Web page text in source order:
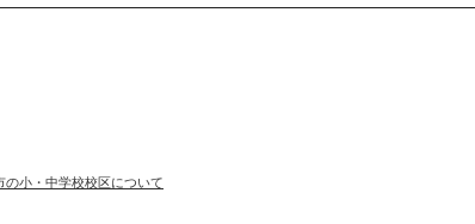
の小・中学校校区について